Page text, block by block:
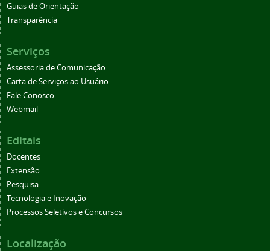
Guias de Orientação
Transparência
Serviços
Assessoria de Comunicação
Carta de Serviços ao Usuário
Fale Conosco
Webmail
Editais
Docentes
Extensão
Pesquisa
Tecnologia e Inovação
Processos Seletivos e Concursos
Localização